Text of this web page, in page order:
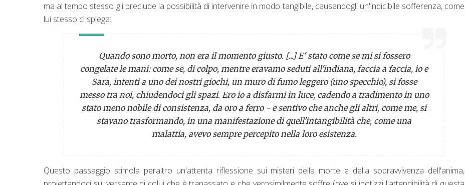
ma al tempo stesso gli preclude la possibilità di intervenire in modo tangibile, causandogli un'indicibile sofferenza, come
lui stesso ci spiega:
Quando sono morto, non era il momento giusto. [...] E' stato come se mi si fossero
congelate le mani: come se, di colpo, mentre eravamo seduti all'indiana, faccia a faccia, io e
Sara, intenti a uno dei nostri giochi, un muro di fumo leggero (uno specchio), si fosse
messo tra noi, chiudendoci gli spazi. Ero io a disfarmi in luce, cadendo a tradimento in uno
stato meno nobile di consistenza, da oro a ferro - e sentivo che anche gli altri, come me, si
stavano trasformando, in una manifestazione di quell'intangibilità che, come una
malattia, avevo sempre percepito nella loro esistenza.
Questo passaggio stimola peraltro un'attenta riflessione sui misteri della morte e della sopravvivenza dell'anima,